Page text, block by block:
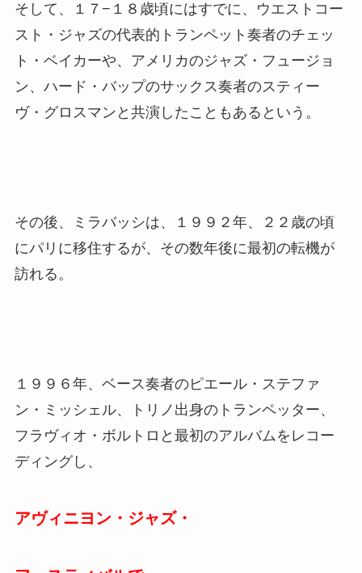
そして、１７−１８歳頃にはすでに、ウエストコー
スト・ジャズの代表的トランペット奏者のチェッ
ト・ベイカーや、アメリカのジャズ・フュージョ
ン、ハード・バップのサックス奏者のスティー
ヴ・グロスマンと共演したこともあるという。
その後、ミラバッシは、１９９２年、２２歳の頃
にパリに移住するが、その数年後に最初の転機が
訪れる。
１９９６年、ベース奏者のピエール・ステファ
ン・ミッシェル、トリノ出身のトランペッター、
フラヴィオ・ボルトロと最初のアルバムをレコー
ディングし、
アヴィニヨン・ジャズ・